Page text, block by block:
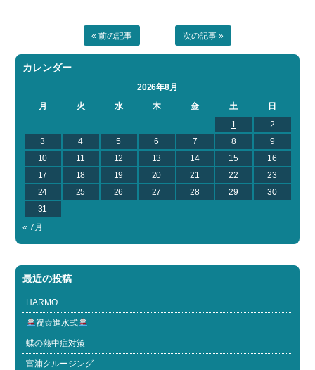
« 前の記事 次の記事 »
カレンダー
2026年8月
月
火 水 木 金 土
日
1
2
3
4 5 6 7 8
9
10
11 12 13 14 15
16
17
18 19 20 21 22
23
24
25 26 27 28 29
30
31
« 7月
最近の投稿
HARMO
祝☆進水式
蝶の熱中症対策
富浦クルージング